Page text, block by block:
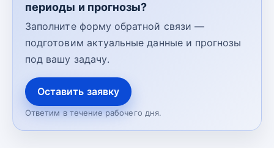
периоды и прогнозы?
Заполните форму обратной связи —
подготовим актуальные данные и прогнозы
под вашу задачу.
Оставить заявку
Ответим в течение рабочего дня.